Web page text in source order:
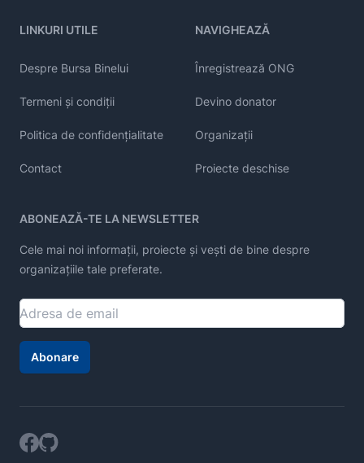
LINKURI UTILE
Despre Bursa Binelui
Termeni și condiții
Politica de confidențialitate
Contact
NAVIGHEAZĂ
Înregistrează ONG
Devino donator
Organizații
Proiecte deschise
ABONEAZĂ-TE LA NEWSLETTER
Cele mai noi informații, proiecte și vești de bine despre
organizațiile tale preferate.
Abonare